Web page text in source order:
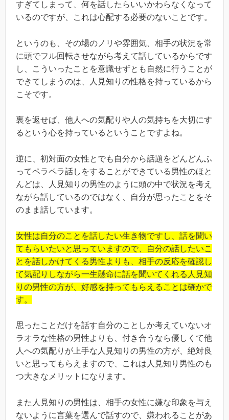
すぎてしまって、何を話したらいいかわらなくなって
いるのですが、これは心配する必要のないことです。
というのも、その場のノリや雰囲気、相手の状況を常
に頭でフル回転させながら考えて話しているからです
し、こういったことを意識せずとも自然に行うことが
できてしまうのは、人見知りの性格を持っているから
こそです。
裏を返せば、他人への気配りや人の気持ちを大切にす
るという心を持っているということですよね。
逆に、初対面の女性とでも自分から話題をどんどんふ
ってペラペラ話しをすることができている男性のほと
んどは、人見知りの男性のように頭の中で状況を考え
ながら話しているのではなく、自分が思ったことをそ
のまま話しています。
女性は自分のことを話したい生き物ですし、話を聞い
てもらいたいと思っていますので、自分の話したいこ
とを話しかけてくる男性よりも、相手の反応を確認し
て気配りしながら一生懸命に話を聞いてくれる人見知
りの男性の方が、好感を持ってもらえることは確かで
す。
思ったことだけを話す自分のことしか考えていないオ
ラオラな性格の男性よりも、付き合うなら優しくて他
人への気配りが上手な人見知りの男性の方が、絶対良
いと思ってもらえますので、これは人見知り男性のも
つ大きなメリットになります。
また人見知りの男性は、相手の女性に嫌な印象を与え
ないように言葉を選んで話すので、嫌われることがあ